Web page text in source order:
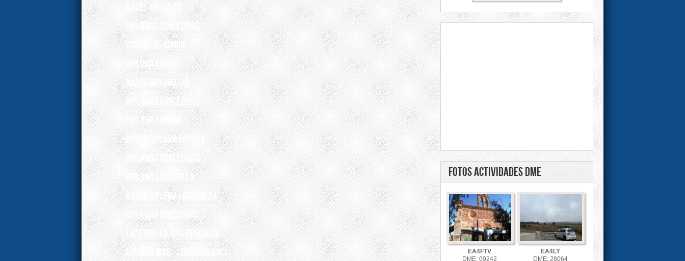
BASES 100 EA CW
DIPLOMAS CONCEDIDOS
Cuadro de Honor
DIPLOMA CIA
BASES DIPLOMA CIA
DIPLOMAS CONCEDIDOS
DIPLOMA ESPAÑA
BASES DIPLOMA ESPAÑA
Diplomas concedidos
Diploma Locator EA
Bases Diploma Locator EA
Diplomas concedidos
Locators EA más buscados
DIPLOMA WAC
Diploma DXCC
FOTOS ACTIVIDADES DME
EA4FTV
DME: 09242
EA4LY
DME: 28064